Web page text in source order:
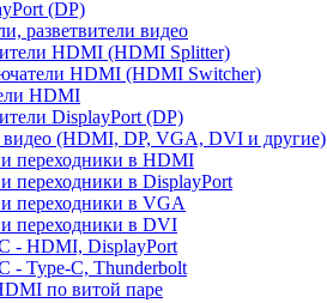
(DP)
разветвители видео
HDMI (HDMI Splitter)
HDMI (HDMI Switcher)
HDMI
DisplayPort (DP)
(HDMI, DP, VGA, DVI и другие)
переходники в HDMI
переходники в DisplayPort
переходники в VGA
переходники в DVI
- HDMI, DisplayPort
- Type-C, Thunderbolt
по витой паре